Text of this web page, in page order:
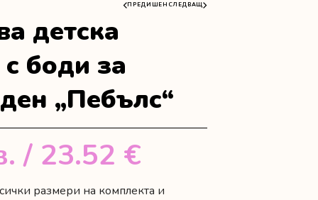
ПРЕДИШЕН СЛЕДВАЩ
детска
боди за
„Пебълс“
/ 23.52 €
размери на комплекта и